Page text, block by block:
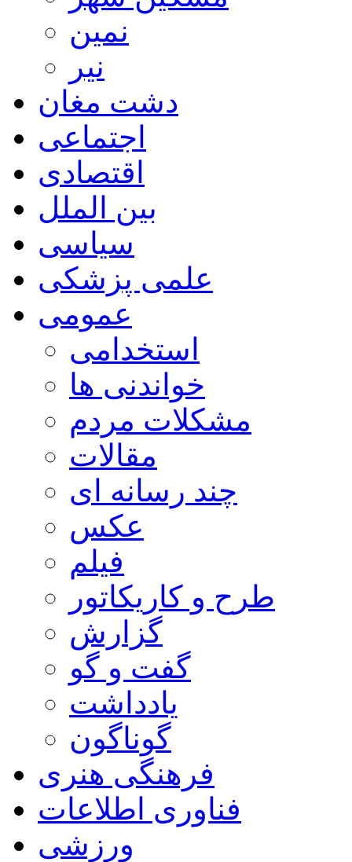
نمین
نیر
دشت مغان
اجتماعی
اقتصادی
بین الملل
سیاسی
علمی پزشکی
عمومی
استخدامی
خواندنی ها
مشکلات مردم
مقالات
چند رسانه ای
عکس
فیلم
طرح و کاریکاتور
گزارش
گفت و گو
یادداشت
گوناگون
فرهنگی هنری
فناوری اطلاعات
ورزشی